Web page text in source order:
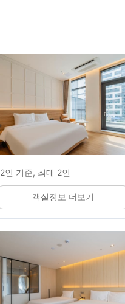
2인 기준, 최대 2인
객실정보 더보기